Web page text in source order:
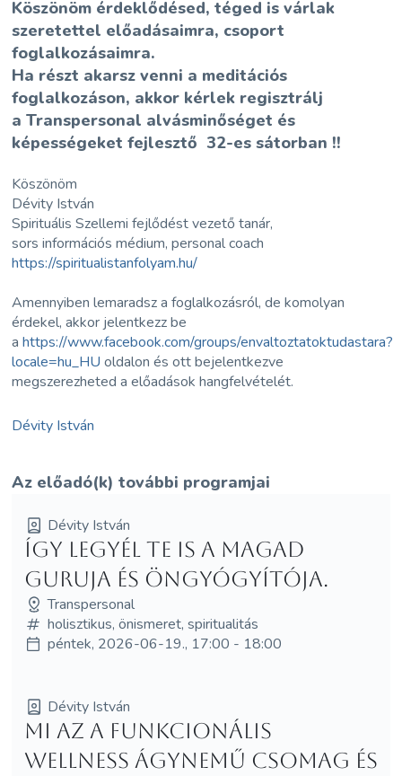
Köszönöm érdeklődésed, téged is várlak
szeretettel előadásaimra, csoport
foglalkozásaimra.
Ha részt akarsz venni a meditációs
foglalkozáson, akkor kérlek regisztrálj
a Transpersonal alvásminőséget és
képességeket fejlesztő 32-es sátorban !!
Köszönöm
Dévity István
Spirituális Szellemi fejlődést vezető tanár,
sors információs médium, personal coach
https://spiritualistanfolyam.hu/
Amennyiben lemaradsz a foglalkozásról, de komolyan
érdekel, akkor jelentkezz be
ahttps://www.facebook.com/groups/envaltoztatoktudastara?
locale=hu_HU oldalon és ott bejelentkezve
megszerezheted a előadások hangfelvételét.
Dévity István
Az előadó(k) további programjai
Dévity István
Így legyél te is a magad
guruja és öngyógyítója.
Transpersonal
holisztikus, önismeret, spiritualitás
péntek, 2026-06-19., 17:00 - 18:00
Dévity István
Mi az a funkcionális
wellness ágynemű csomag és